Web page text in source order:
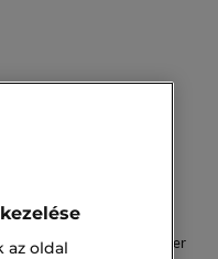
Musk
Estée Lauder
az oldal